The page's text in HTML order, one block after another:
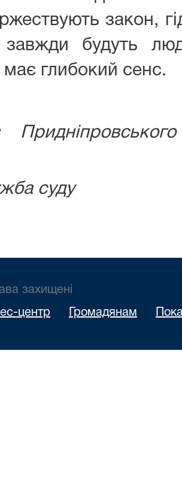
закон,
будуть
має глибокий сенс.
суду
захищені
центр Громадянам